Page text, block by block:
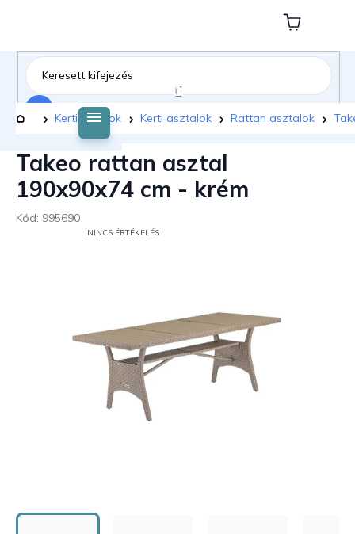
tartalomhoz
Kosár
Kezdőlap
Kerti bútorok Kerti asztalok Rattan asztalok
Takeo rattan asztal
190x90x74 cm - krém
Kód: 995690
NINCS ÉRTÉKELÉS